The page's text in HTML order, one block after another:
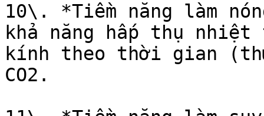
10\. *Tiềm năng làm
khả năng hấp thụ
kính theo thời gian
CO2.